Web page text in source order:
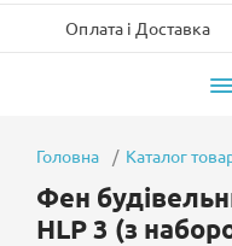
Оплата і Доставка
Головна Каталог
Фен
HLP 3 (з